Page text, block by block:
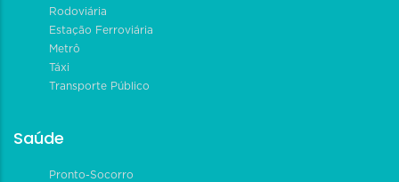
Rodoviária
Estação Ferroviária
Metrô
Táxi
Transporte Público
Saúde
Pronto-Socorro